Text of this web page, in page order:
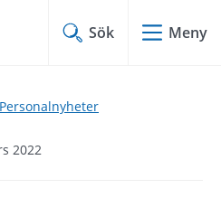
Sök Meny
Personalnyheter
2022